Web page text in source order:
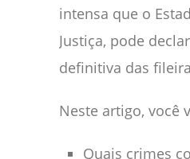
intensa que o
Justiça, pode
definitiva das
Neste artigo, você
Quais crimes